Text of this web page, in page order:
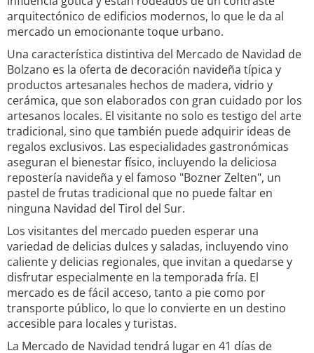
arquitectónico de edificios modernos, lo que le da al
mercado un emocionante toque urbano.
Una característica distintiva del Mercado de Navidad de
Bolzano es la oferta de decoración navideña típica y
productos artesanales hechos de madera, vidrio y
cerámica, que son elaborados con gran cuidado por los
artesanos locales. El visitante no solo es testigo del arte
tradicional, sino que también puede adquirir ideas de
regalos exclusivos. Las especialidades gastronómicas
aseguran el bienestar físico, incluyendo la deliciosa
repostería navideña y el famoso "Bozner Zelten", un
pastel de frutas tradicional que no puede faltar en
ninguna Navidad del Tirol del Sur.
Los visitantes del mercado pueden esperar una
variedad de delicias dulces y saladas, incluyendo vino
caliente y delicias regionales, que invitan a quedarse y
disfrutar especialmente en la temporada fría. El
mercado es de fácil acceso, tanto a pie como por
transporte público, lo que lo convierte en un destino
accesible para locales y turistas.
La Mercado de Navidad tendrá lugar en 41 días de